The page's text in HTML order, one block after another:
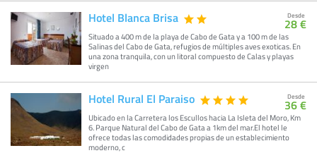
Hotel Blanca Brisa
Situado a 400 m de la playa de Cabo de Gata y a 100 m de las
Salinas del Cabo de Gata, refugios de múltiples aves exoticas. En
una zona tranquila, con un litoral compuesto de Calas y playas
virgen
Desde
28 €
Hotel Rural El Paraiso
Ubicado en la Carretera los Escullos hacia La Isleta del Moro, Km
6. Parque Natural del Cabo de Gata a 1km del mar.El hotel le
ofrece todas las comodidades propias de un establecimiento
moderno, c
Desde
36 €